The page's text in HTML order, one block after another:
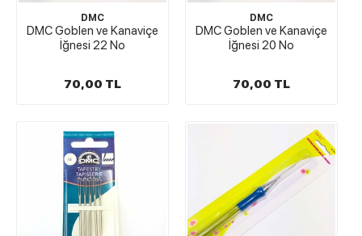
DMC
DMC Goblen ve Kanaviçe
İğnesi 22 No
70,00 TL
DMC
DMC Goblen ve Kanaviçe
İğnesi 20 No
70,00 TL